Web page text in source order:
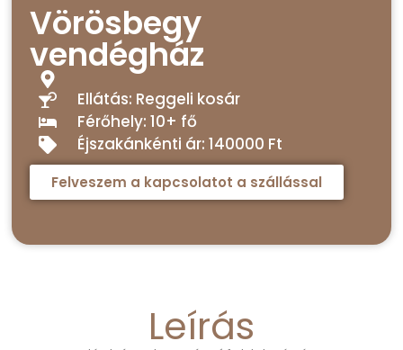
Vörösbegy
vendégház
Ellátás: Reggeli kosár
Férőhely: 10+ fő
Éjszakánkénti ár: 140000 Ft
Felveszem a kapcsolatot a szállással
Leírás